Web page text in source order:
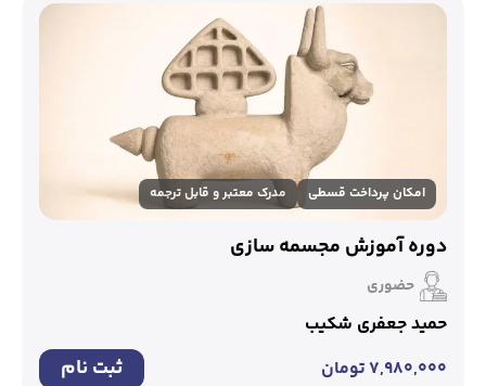
امکان پرداخت قسطی مدرک معتبر و قابل ترجمه
دوره آموزش مجسمه سازی
حضوری
حمید جعفری شکیب
۷,۹۸۰,۰۰۰تومان ثبت نام